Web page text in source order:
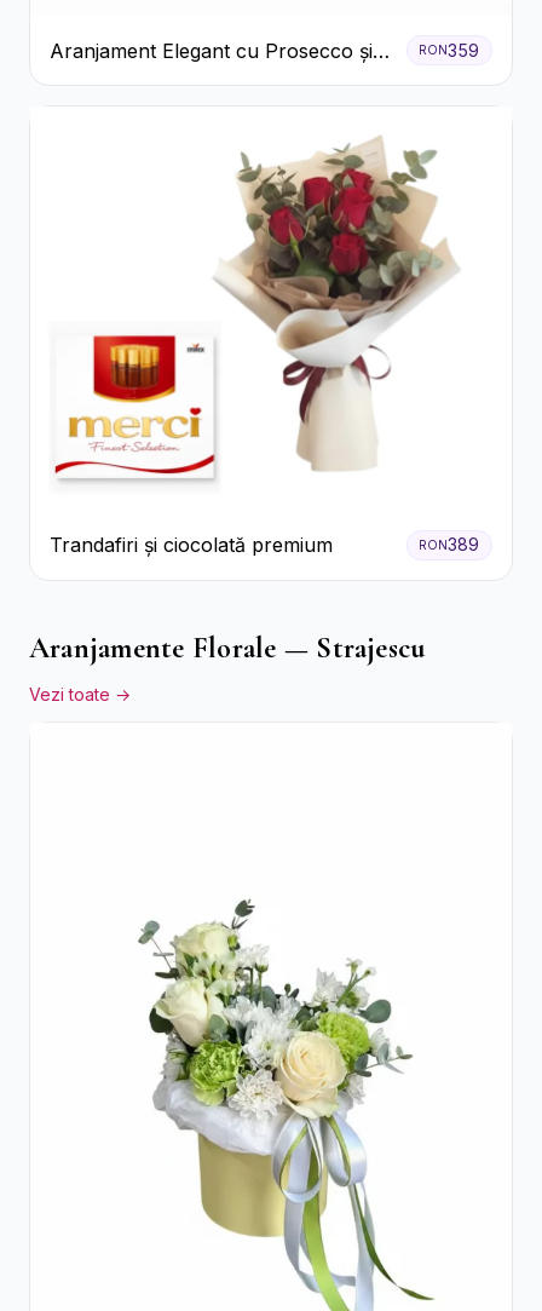
Aranjament Elegant cu Prosecco și
Flori Galbene.
RON359
Trandafiri și ciocolată premium RON389
Aranjamente Florale — Strajescu
Vezi toate →